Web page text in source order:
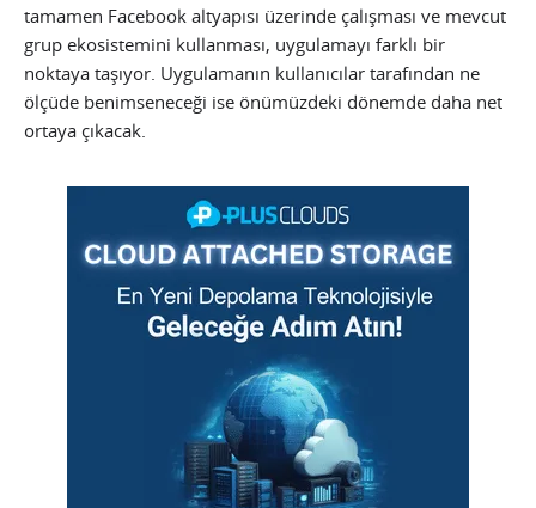
tamamen Facebook altyapısı üzerinde çalışması ve mevcut
grup ekosistemini kullanması, uygulamayı farklı bir
noktaya taşıyor. Uygulamanın kullanıcılar tarafından ne
ölçüde benimseneceği ise önümüzdeki dönemde daha net
ortaya çıkacak.